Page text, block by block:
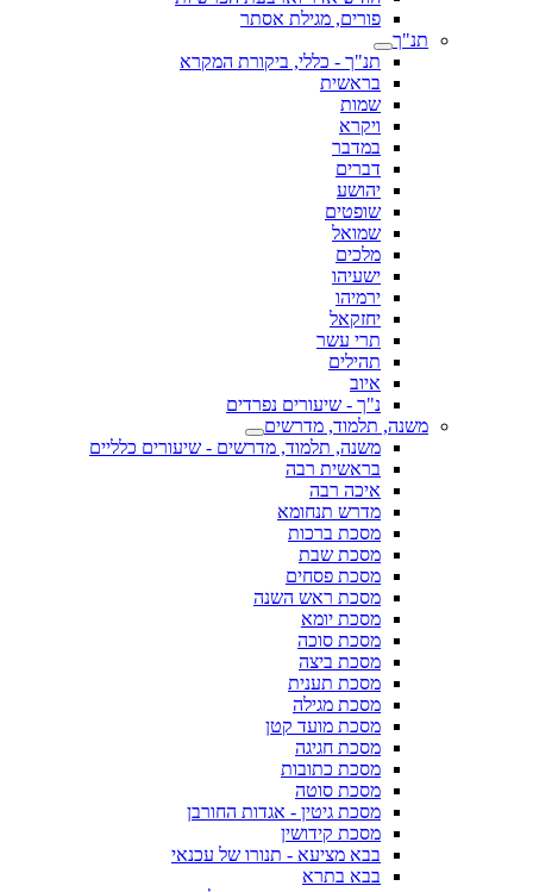
פורים, מגילת אסתר
תנ"ך
תנ"ך - כללי, ביקורת המקרא
בראשית
שמות
ויקרא
במדבר
דברים
יהושע
שופטים
שמואל
מלכים
ישעיהו
ירמיהו
יחזקאל
תרי עשר
תהילים
איוב
נ"ך - שיעורים נפרדים
משנה, תלמוד, מדרשים
משנה, תלמוד, מדרשים - שיעורים כלליים
בראשית רבה
איכה רבה
מדרש תנחומא
מסכת ברכות
מסכת שבת
מסכת פסחים
מסכת ראש השנה
מסכת יומא
מסכת סוכה
מסכת ביצה
מסכת תענית
מסכת מגילה
מסכת מועד קטן
מסכת חגיגה
מסכת כתובות
מסכת סוטה
מסכת גיטין - אגדות החורבן
מסכת קידושין
בבא מציעא - תנורו של עכנאי
בבא בתרא